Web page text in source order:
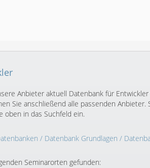
Anbieter aktuell Datenbank für
Sie anschließend alle passenden Anbieter.
oben in das Suchfeld ein.
/ Datenbank Grundlagen /
Seminarorten gefunden: